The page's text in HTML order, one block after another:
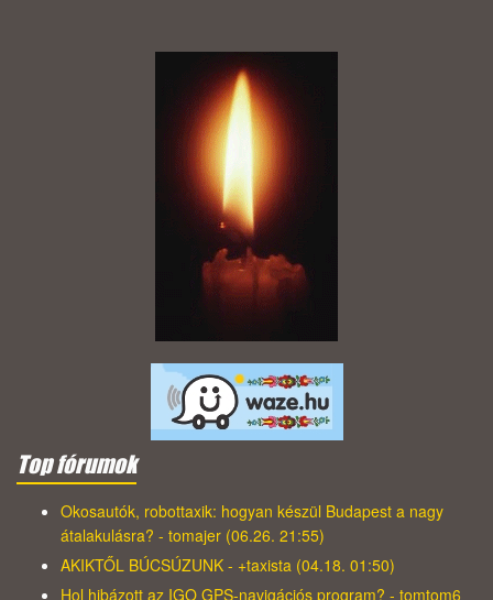
Top fórumok
Okosautók, robottaxik: hogyan készül Budapest a nagy
átalakulásra? - tomajer (06.26. 21:55)
AKIKTŐL BÚCSÚZUNK - +taxista (04.18. 01:50)
Hol hibázott az IGO GPS-navigációs program? - tomtom6